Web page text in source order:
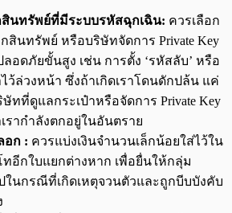
สินทรัพย์ที่มีระบบรหัสฉุกเฉิน: ควรเลือก
สินทรัพย์ หรือบริษัทจัดการ Private Key
อดภัยขั้นสูง เช่น การตั้ง ‘รหัสลับ’ หรือ
ไว้ล่วงหน้า ซึ่งถ้าเกิดเราโดนดักปล้น แค่
ทที่ดูแลกระเป๋าหรือจัดการ Private Key
รากำลังตกอยู่ในอันตราย
อก : ควรแบ่งเงินจำนวนเล็กน้อยใส่ไว้ใน
ทอีกใบแยกต่างหาก เพื่อยื่นให้กลุ่ม
ในกรณีที่เกิดเหตุจวนตัวและถูกบีบบังคับ